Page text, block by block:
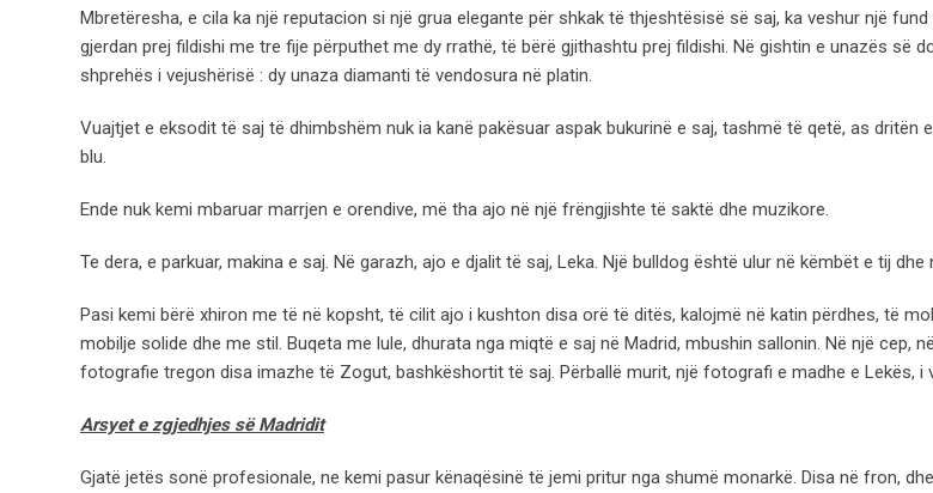
Mbretëresha, e cila ka një reputacion si një grua elegante për shkak të thjeshtësisë së saj, ka veshur një
gjerdan prej fildishi me tre fije përputhet me dy rrathë, të bërë gjithashtu prej fildishi. Në gishtin e unazës së
shprehës i vejushërisë : dy unaza diamanti të vendosura në platin.
Vuajtjet e eksodit të saj të dhimbshëm nuk ia kanë pakësuar aspak bukurinë e saj, tashmë të qetë, as dritën
blu.
Ende nuk kemi mbaruar marrjen e orendive, më tha ajo në një frëngjishte të saktë dhe muzikore.
Te dera, e parkuar, makina e saj. Në garazh, ajo e djalit të saj, Leka. Një bulldog është ulur në këmbët e tij
Pasi kemi bërë xhiron me të në kopsht, të cilit ajo i kushton disa orë të ditës, kalojmë në katin përdhes, të
mobilje solide dhe me stil. Buqeta me lule, dhurata nga miqtë e saj në Madrid, mbushin sallonin. Në një cep,
fotografie tregon disa imazhe të Zogut, bashkëshortit të saj. Përballë murit, një fotografi e madhe e Lekës, i
Arsyet e zgjedhjes së Madridit
Gjatë jetës sonë profesionale, ne kemi pasur kënaqësinë të jemi pritur nga shumë monarkë. Disa në fron,